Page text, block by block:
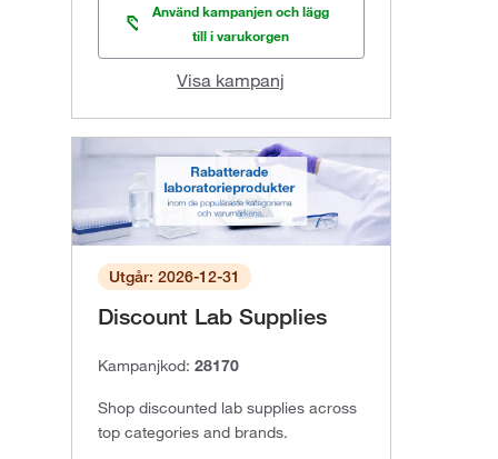
Använd kampanjen och lägg
till i varukorgen
Visa kampanj
Utgår: 2026-12-31
Discount Lab Supplies
Kampanjkod: 28170
Shop discounted lab supplies across
top categories and brands.